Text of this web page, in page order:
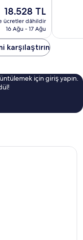
Güncel
fiyat:
18.528 TL
18.528 TL
ücretler dâhildir
16 Ağu - 17 Ağu
karşılaştırın
için giriş yapın.